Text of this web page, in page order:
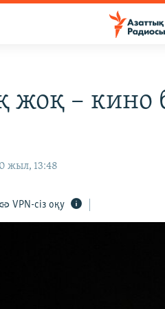
жоқ – кино
жыл, 13:48
VPN-сіз оқу